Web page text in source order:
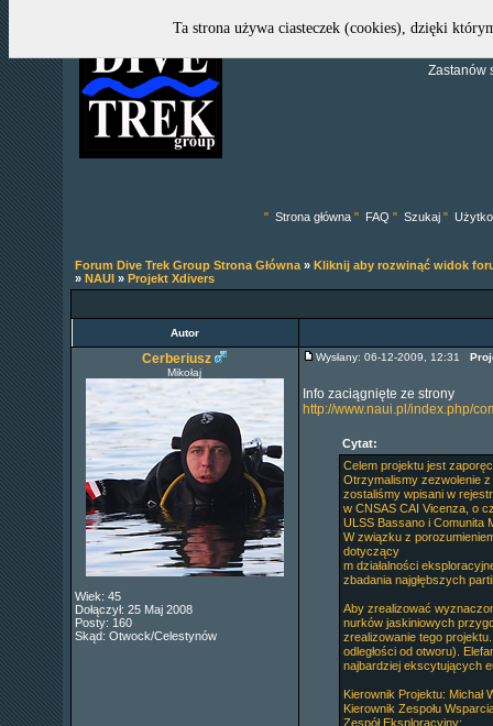
Zastanów
" Strona główna " FAQ " Szukaj "
Forum Dive Trek Group Strona Główna» Kliknij aby rozwinąć widok
» NAUI» Projekt Xdivers
Autor
Cerberiusz
Mikołaj
Wiek: 45
Dołączył: 25 Maj 2008
Posty: 160
Skąd: Otwock/Celestynów
Wysłany: 06-12-2009, 12:31
Info zaciągnięte ze strony
http://www.naui.pl/index.php/
Cytat:
Celem projektu jest
Otrzymalismy zezwolenie
zostaliśmy wpisani w
w CNSAS CAI Vicenza, o
ULSS Bassano i Comunita
W związku z
dotyczący
m działalności
zbadania najgłębszych
Aby zrealizować
nurków jaskiniowych
zrealizowanie tego
odległości od otworu).
najbardziej ekscytujących
Kierownik Projektu: Michał
Kierownik Zespołu
Zespół Eksploracyjny:
Ta strona używa ciasteczek (cookies), dzięki